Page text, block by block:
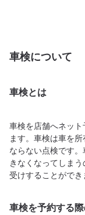
車検について
車検とは
車検を店舗へネッ
ます。車検は車を
ならない点検です
きなくなってしま
受けすることができ
車検を予約する